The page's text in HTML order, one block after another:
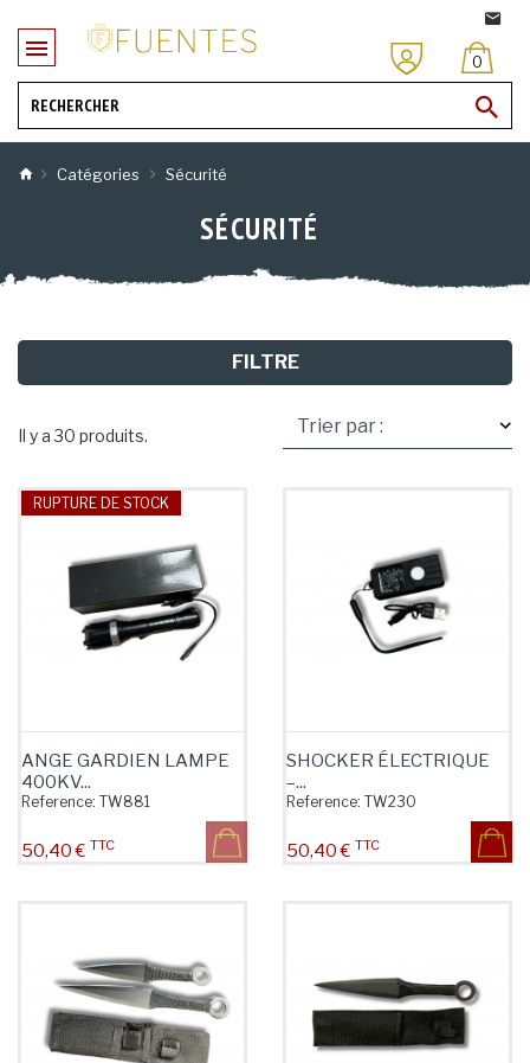
0
Catégories Sécurité
SÉCURITÉ
FILTRE
Il y a 30 produits.
RUPTURE DE STOCK
ANGE GARDIEN LAMPE
400KV...
Reference: TW881
Prix
50,40 € TTC
SHOCKER ÉLECTRIQUE
–...
Reference: TW230
Prix
50,40 € TTC